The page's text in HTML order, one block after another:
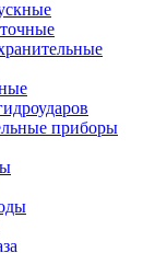
приборы